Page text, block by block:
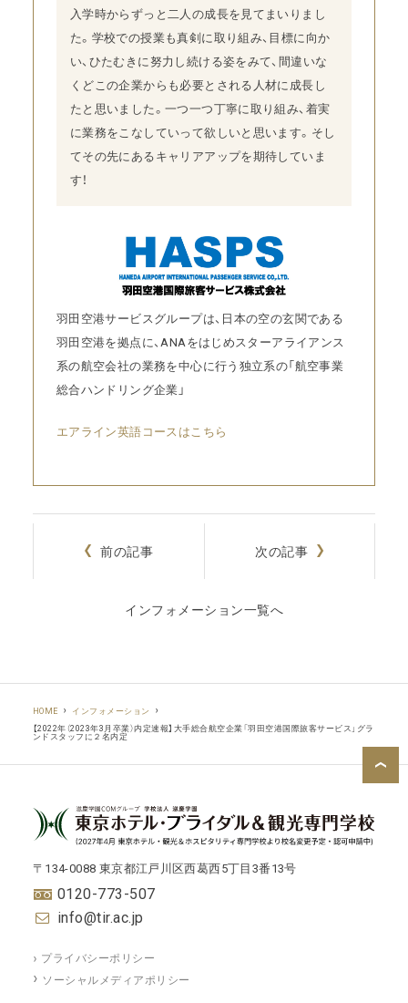
入学時からずっと二人の成長を見てまいりまし
た。学校での授業も真剣に取り組み、目標に向か
い、ひたむきに努力し続ける姿をみて、間違いな
くどこの企業からも必要とされる人材に成長し
たと思いました。一つ一つ丁寧に取り組み、着実
に業務をこなしていって欲しいと思います。そし
てその先にあるキャリアアップを期待していま
す！
羽田空港サービスグループは、日本の空の玄関である
羽田空港を拠点に、ANAをはじめスターアライアンス
系の航空会社の業務を中心に行う独立系の「航空事業
総合ハンドリング企業」
エアライン英語コースはこちら
前の記事
インフォメーション一覧へ
次の記事
HOME
インフォメーション
【2022年（2023年3月卒業）内定速報】大手総合航空企業「羽田空港国際旅客サービス」グラ
ンドスタッフに２名内定
〒134-0088 東京都江戸川区西葛西5丁目3番13号
0120-773-507
info@tir.ac.jp
プライバシーポリシー
ソーシャルメディアポリシー